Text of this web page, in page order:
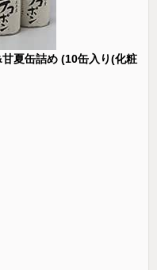
夏缶詰め (10缶入り(化粧